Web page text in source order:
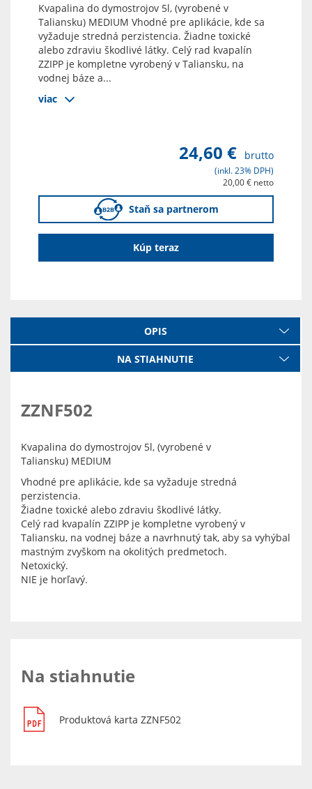
Kvapalina do dymostrojov 5l, (vyrobené v
Taliansku) MEDIUM Vhodné pre aplikácie, kde sa
vyžaduje stredná perzistencia. Žiadne toxické
alebo zdraviu škodlivé látky. Celý rad kvapalín
ZZIPP je kompletne vyrobený v Taliansku, na
vodnej báze a...
viac
24,60 € brutto
(inkl. 23% DPH)
20,00 € netto
Staň sa partnerom
Kúp teraz
OPIS
NA STIAHNUTIE
ZZNF502
Kvapalina do dymostrojov 5l, (vyrobené v
Taliansku) MEDIUM
Vhodné pre aplikácie, kde sa vyžaduje stredná
perzistencia.
Žiadne toxické alebo zdraviu škodlivé látky.
Celý rad kvapalín ZZIPP je kompletne vyrobený v
Taliansku, na vodnej báze a navrhnutý tak, aby sa vyhýbal
mastným zvyškom na okolitých predmetoch.
Netoxický.
NIE je horľavý.
Na stiahnutie
Produktová karta ZZNF502